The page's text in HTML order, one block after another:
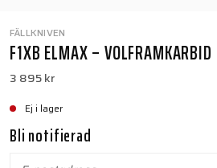
FÄLLKNIVEN
F1XB ELMAX –
3 895 kr
Ej i lager
Bli notifierad